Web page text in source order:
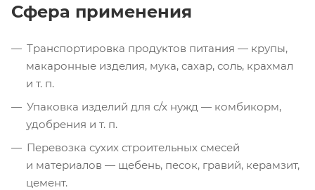
Сфера применения
Транспортировка продуктов питания — крупы,
макаронные изделия, мука, сахар, соль, крахмал
и т. п.
Упаковка изделий для с/х нужд — комбикорм,
удобрения и т. п.
Перевозка сухих строительных смесей
и материалов — щебень, песок, гравий, керамзит,
цемент.